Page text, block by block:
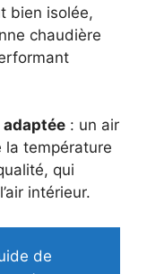
bien isolée,
chaudière
adaptée : un air
la température
qui
intérieur.
de